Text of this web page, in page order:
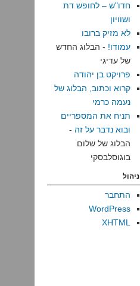
חדו"ש – לחופש דת
ושוויון
לא מזיק ברובו
עמודו! - הבלוג החדש
של עדיגי
פרויקט בן יהודה
קרוא וכתוב, הבלוג של
נעמה כרמי
תניח את המספריים
ובוא נדבר על זה -
הבלוג של שלום
בוגוסלבסקי
ניהול
התחבר
WordPress
XHTML